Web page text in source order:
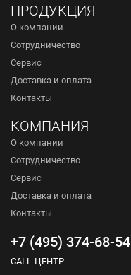
ПРОДУКЦИЯ
О компании
Сотрудничество
Сервис
Доставка и оплата
Контакты
КОМПАНИЯ
О компании
Сотрудничество
Сервис
Доставка и оплата
Контакты
+7 (495) 374-68-54
CALL-ЦЕНТР